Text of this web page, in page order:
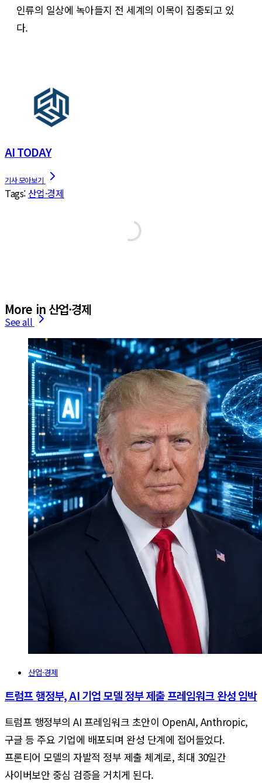
인류의 일상에 녹아들지 전 세계의 이목이 집중되고 있
다.
AI TODAY
Tags: 산업·경제
More in 산업·경제
See all
산업·경제
트럼프 행정부, AI 기업 모델 정부 제출 프레임워크 완성 임박
트럼프 행정부의 AI 프레임워크 초안이 OpenAI, Anthropic,
구글 등 주요 기업에 배포되며 완성 단계에 접어들었다.
프론티어 모델의 자발적 정부 제출 체계로, 최대 30일간
사이버보안 중심 검증을 거치게 된다.